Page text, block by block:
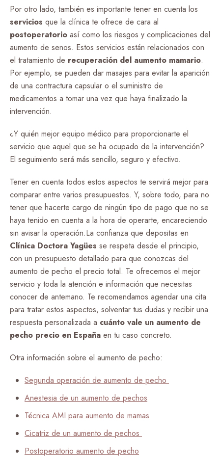
Por otro lado, también es importante tener en cuenta los
servicios que la clínica te ofrece de cara al
postoperatorio así como los riesgos y complicaciones del
aumento de senos. Estos servicios están relacionados con
el tratamiento de recuperación del aumento mamario.
Por ejemplo, se pueden dar masajes para evitar la aparición
de una contractura capsular o el suministro de
medicamentos a tomar una vez que haya finalizado la
intervención.
¿Y quién mejor equipo médico para proporcionarte el
servicio que aquel que se ha ocupado de la intervención?
El seguimiento será más sencillo, seguro y efectivo.
Tener en cuenta todos estos aspectos te servirá mejor para
comparar entre varios presupuestos. Y, sobre todo, para no
tener que hacerte cargo de ningún tipo de pago que no se
haya tenido en cuenta a la hora de operarte, encareciendo
sin avisar la operación.La confianza que depositas en
Clínica Doctora Yagües se respeta desde el principio,
con un presupuesto detallado para que conozcas del
aumento de pecho el precio total. Te ofrecemos el mejor
servicio y toda la atención e información que necesitas
conocer de antemano. Te recomendamos agendar una cita
para tratar estos aspectos, solventar tus dudas y recibir una
respuesta personalizada a cuánto vale un aumento de
pecho precio en España en tu caso concreto.
Otra información sobre el aumento de pecho:
Segunda operación de aumento de pecho
Anestesia de un aumento de pechos
Técnica AMI para aumento de mamas
Cicatriz de un aumento de pechos
Postoperatorio aumento de pecho